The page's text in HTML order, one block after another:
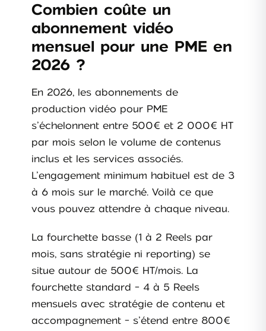
Combien coûte un
abonnement vidéo
mensuel pour une PME en
2026 ?
En 2026, les abonnements de
production vidéo pour PME
s’échelonnent entre 500€ et 2 000€ HT
par mois selon le volume de contenus
inclus et les services associés.
L’engagement minimum habituel est de 3
à 6 mois sur le marché. Voilà ce que
vous pouvez attendre à chaque niveau.
La fourchette basse (1 à 2 Reels par
mois, sans stratégie ni reporting) se
situe autour de 500€ HT/mois. La
fourchette standard - 4 à 5 Reels
mensuels avec stratégie de contenu et
accompagnement - s’étend entre 800€